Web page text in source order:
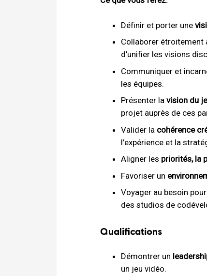
Définir et porter une
Collaborer étroitement
d’unifier les visions
Communiquer et
les équipes.
Présenter la vision du
projet auprès de ces
Valider la cohérence
l’expérience et la
Aligner les priorités, la
Favoriser un
Voyager au besoin
des studios de
Qualifications
Démontrer un
un jeu vidéo.